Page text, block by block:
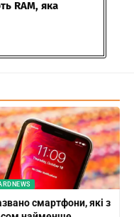
RAM, яка
смартфони, які з